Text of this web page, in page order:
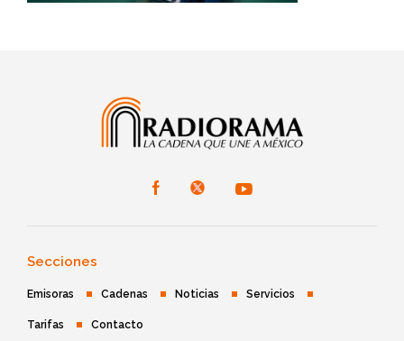
Secciones
Emisoras Cadenas Noticias Servicios
Tarifas Contacto